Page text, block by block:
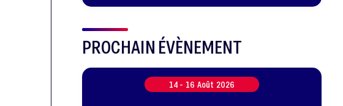
sélectionnés
PROCHAIN ÉVÈNEMENT
14 - 16 Août 2026